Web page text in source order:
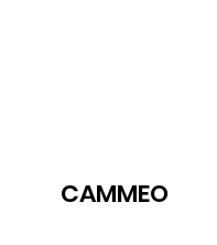
CAMMEO